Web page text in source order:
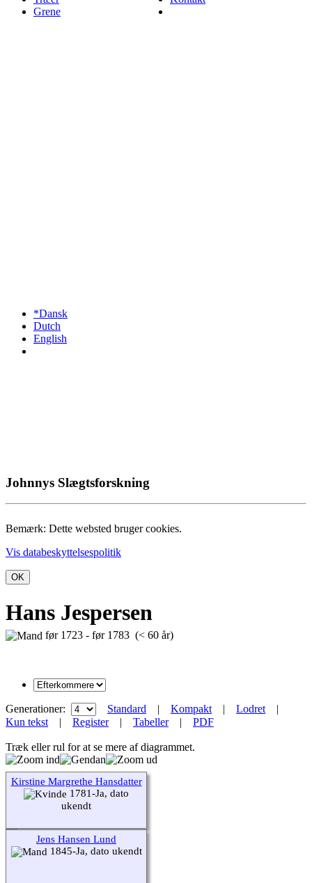
Grene
*Dansk
Dutch
English
Johnnys Slægtsforskning
Bemærk: Dette websted bruger cookies.
Vis databeskyttelsespolitik
OK
Hans Jespersen
før 1723 - før 1783 (< 60 år)
Generationer: Standard | Kompakt | Lodret |
Kun tekst | Register| Tabeller| PDF
Træk eller rul for at se mere af diagrammet.
Kirstine Margrethe Hansdatter
1781-Ja, dato
ukendt
Jens Hansen Lund
1845-Ja, dato ukendt